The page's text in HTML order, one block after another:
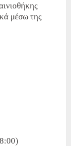
μέσω της